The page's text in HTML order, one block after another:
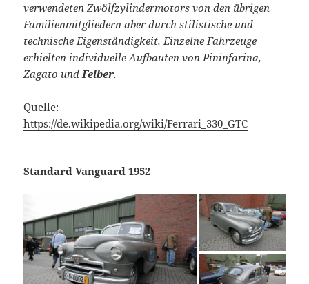
verwendeten Zwölfzylindermotors von den übrigen
Familienmitgliedern aber durch stilistische und
technische Eigenständigkeit. Einzelne Fahrzeuge
erhielten individuelle Aufbauten von Pininfarina,
Zagato undFelber.
Quelle:
https://de.wikipedia.org/wiki/Ferrari_330_GTC
Standard Vanguard 1952